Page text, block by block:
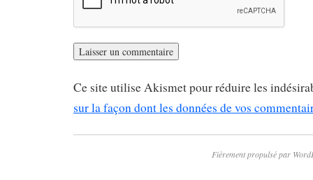
Ce site utilise Akismet pour réduire les
sur la façon dont les données de vos
Fièrement propulsé par